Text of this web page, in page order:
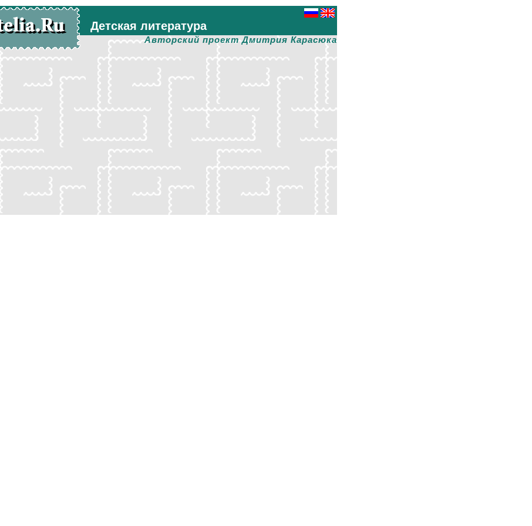
Детская литература
Авторский проект Дмитрия Карасюка